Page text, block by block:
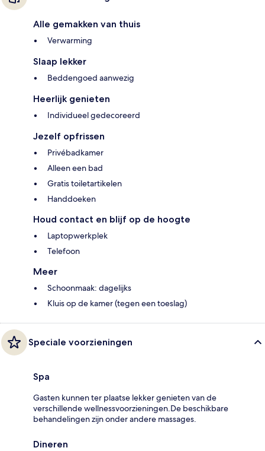
Alle gemakken van thuis
Verwarming
Slaap lekker
Beddengoed aanwezig
Heerlijk genieten
Individueel gedecoreerd
Jezelf opfrissen
Privébadkamer
Alleen een bad
Gratis toiletartikelen
Handdoeken
Houd contact en blijf op de hoogte
Laptopwerkplek
Telefoon
Meer
Schoonmaak: dagelijks
Kluis op de kamer (tegen een toeslag)
Speciale voorzieningen
Spa
Gasten kunnen ter plaatse lekker genieten van de
verschillende wellnessvoorzieningen.De beschikbare
behandelingen zijn onder andere massages.
Dineren